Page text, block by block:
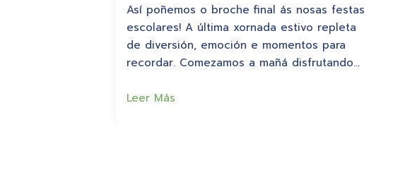
Así poñemos o broche final ás nosas festas
escolares! A última xornada estivo repleta
de diversión, emoción e momentos para
recordar. Comezamos a mañá disfrutando…
Leer Más